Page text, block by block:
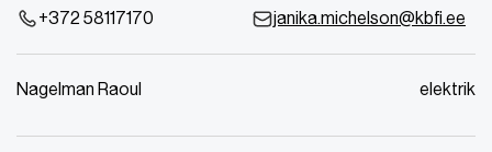
+372 58117170
janika.michelson@kbfi.ee
Nagelman Raoul elektrik